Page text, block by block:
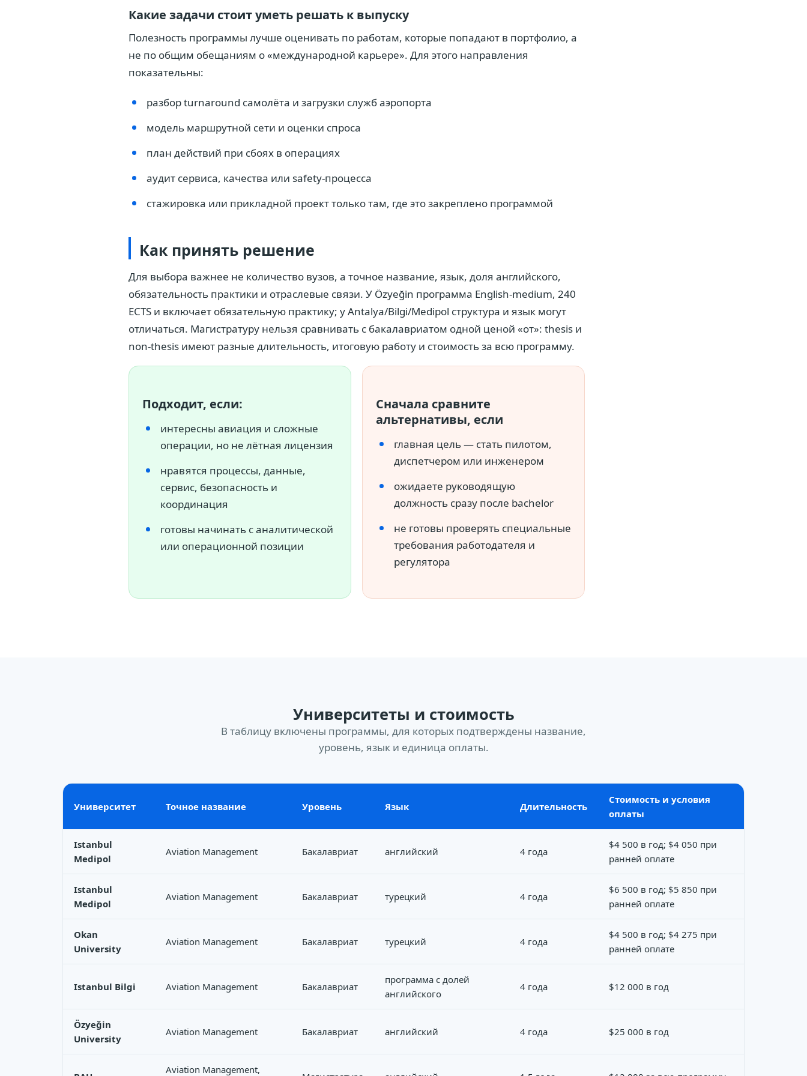
Какие задачи стоит уметь решать к выпуску
Полезность программы лучше оценивать по работам, которые попадают в портфолио, а
не по общим обещаниям о «международной карьере». Для этого направления
показательны:
разбор turnaround самолёта и загрузки служб аэропорта
модель маршрутной сети и оценки спроса
план действий при сбоях в операциях
аудит сервиса, качества или safety-процесса
стажировка или прикладной проект только там, где это закреплено программой
Как принять решение
Для выбора важнее не количество вузов, а точное название, язык, доля английского,
обязательность практики и отраслевые связи. У Özyeğin программа English-medium, 240
ECTS и включает обязательную практику; у Antalya/Bilgi/Medipol структура и язык могут
отличаться. Магистратуру нельзя сравнивать с бакалавриатом одной ценой «от»: thesis и
non-thesis имеют разные длительность, итоговую работу и стоимость за всю программу.
Подходит, если:
интересны авиация и сложные
операции, но не лётная лицензия
нравятся процессы, данные,
сервис, безопасность и
координация
готовы начинать с аналитической
или операционной позиции
Сначала сравните
альтернативы, если
главная цель — стать пилотом,
диспетчером или инженером
ожидаете руководящую
должность сразу после bachelor
не готовы проверять специальные
требования работодателя и
регулятора
Университеты и стоимость
В таблицу включены программы, для которых подтверждены название,
уровень, язык и единица оплаты.
Университет Точное название Уровень Язык Длительность
Стоимость и условия
оплаты
Istanbul
Medipol
Aviation Management Бакалавриат английский 4 года
$4 500 в год; $4 050 при
ранней оплате
Istanbul
Medipol
Aviation Management Бакалавриат турецкий 4 года
$6 500 в год; $5 850 при
ранней оплате
Okan
University
Aviation Management Бакалавриат турецкий 4 года
$4 500 в год; $4 275 при
ранней оплате
Istanbul Bilgi Aviation Management Бакалавриат
программа с долей
английского
4 года $12 000 в год
Özyeğin
University
Aviation Management Бакалавриат английский 4 года $25 000 в год
Aviation Management,